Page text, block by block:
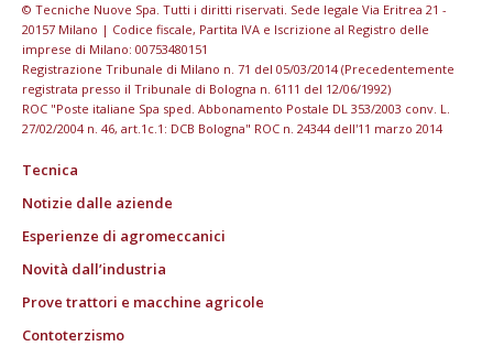
© Tecniche Nuove Spa. Tutti i diritti riservati. Sede legale Via Eritrea 21 -
20157 Milano | Codice fiscale, Partita IVA e Iscrizione al Registro delle
imprese di Milano: 00753480151
Registrazione Tribunale di Milano n. 71 del 05/03/2014 (Precedentemente
registrata presso il Tribunale di Bologna n. 6111 del 12/06/1992)
ROC "Poste italiane Spa sped. Abbonamento Postale DL 353/2003 conv. L.
27/02/2004 n. 46, art.1c.1: DCB Bologna" ROC n. 24344 dell'11 marzo 2014
Tecnica
Notizie dalle aziende
Esperienze di agromeccanici
Novità dall’industria
Prove trattori e macchine agricole
Contoterzismo